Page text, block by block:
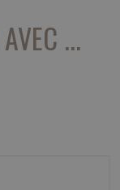
AVEC ...